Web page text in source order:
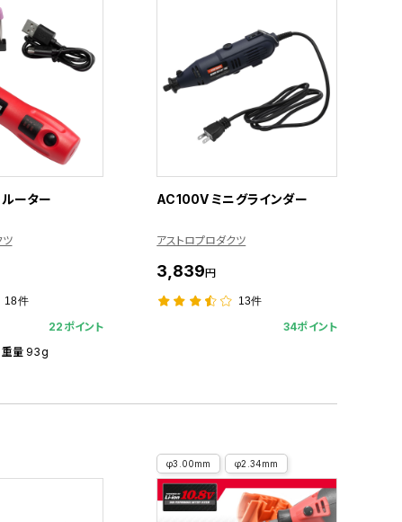
ーター
ツ
18件
22ポイント
重量 93g
AC100V ミニグラインダー
アストロプロダクツ
3,839円
13件
34ポイント
φ3.00mm φ2.34mm